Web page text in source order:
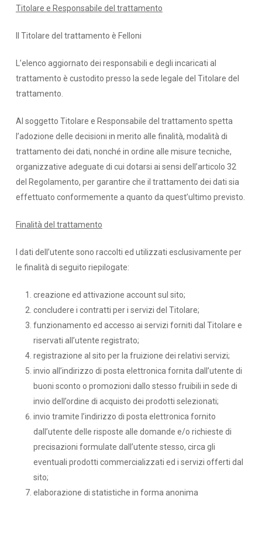
Titolare e Responsabile del trattamento
Il Titolare del trattamento è Felloni
L’elenco aggiornato dei responsabili e degli incaricati al
trattamento è custodito presso la sede legale del Titolare del
trattamento.
Al soggetto Titolare e Responsabile del trattamento spetta
l’adozione delle decisioni in merito alle finalità, modalità di
trattamento dei dati, nonché in ordine alle misure tecniche,
organizzative adeguate di cui dotarsi ai sensi dell’articolo 32
del Regolamento, per garantire che il trattamento dei dati sia
effettuato conformemente a quanto da quest’ultimo previsto.
Finalità del trattamento
I dati dell’utente sono raccolti ed utilizzati esclusivamente per
le finalità di seguito riepilogate:
creazione ed attivazione account sul sito;
concludere i contratti per i servizi del Titolare;
funzionamento ed accesso ai servizi forniti dal Titolare e
riservati all’utente registrato;
registrazione al sito per la fruizione dei relativi servizi;
invio all’indirizzo di posta elettronica fornita dall’utente di
buoni sconto o promozioni dallo stesso fruibili in sede di
invio dell’ordine di acquisto dei prodotti selezionati;
invio tramite l’indirizzo di posta elettronica fornito
dall’utente delle risposte alle domande e/o richieste di
precisazioni formulate dall’utente stesso, circa gli
eventuali prodotti commercializzati ed i servizi offerti dal
sito;
elaborazione di statistiche in forma anonima